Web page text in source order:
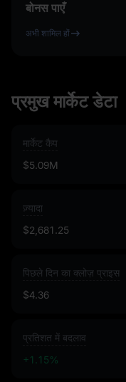
बोनस पाएँ
अभी शामिल हों
प्रमुख मार्केट डेटा
मार्केट कैप
$5.09M
ज़्यादा
$2,681.25
पिछले दिन का क्लोज़ प्राइस
$4.36
प्रतिशत में बदलाव
+1.15%